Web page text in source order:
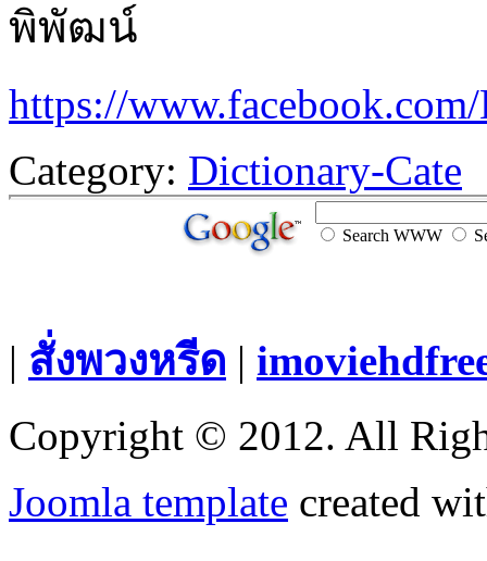
พิพัฒน์
https://
Category: Dictionary-Cate
Search WWW
| สั่งพวงหรีด |
Copyright © 2012. All
Joomla template created